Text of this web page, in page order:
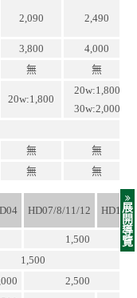
2,090 2,490
3,800
4,000
無 無
20w:1,800
20w:1,800
30w:2,000
無
無
無 無
HD07/8/11/12 HD15
1,500
1,500
2,500
展
開
導
覽